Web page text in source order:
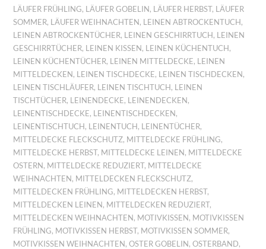
LÄUFER FRÜHLING, LÄUFER GOBELIN, LÄUFER HERBST, LÄUFER
SOMMER, LÄUFER WEIHNACHTEN, LEINEN ABTROCKENTUCH,
LEINEN ABTROCKENTÜCHER, LEINEN GESCHIRRTUCH, LEINEN
GESCHIRRTÜCHER, LEINEN KISSEN, LEINEN KÜCHENTUCH,
LEINEN KÜCHENTÜCHER, LEINEN MITTELDECKE, LEINEN
MITTELDECKEN, LEINEN TISCHDECKE, LEINEN TISCHDECKEN,
LEINEN TISCHLÄUFER, LEINEN TISCHTUCH, LEINEN
TISCHTÜCHER, LEINENDECKE, LEINENDECKEN,
LEINENTISCHDECKE, LEINENTISCHDECKEN,
LEINENTISCHTUCH, LEINENTUCH, LEINENTÜCHER,
MITTELDECKE FLECKSCHUTZ, MITTELDECKE FRÜHLING,
MITTELDECKE HERBST, MITTELDECKE LEINEN, MITTELDECKE
OSTERN, MITTELDECKE REDUZIERT, MITTELDECKE
WEIHNACHTEN, MITTELDECKEN FLECKSCHUTZ,
MITTELDECKEN FRÜHLING, MITTELDECKEN HERBST,
MITTELDECKEN LEINEN, MITTELDECKEN REDUZIERT,
MITTELDECKEN WEIHNACHTEN, MOTIVKISSEN, MOTIVKISSEN
FRÜHLING, MOTIVKISSEN HERBST, MOTIVKISSEN SOMMER,
MOTIVKISSEN WEIHNACHTEN,OSTER GOBELIN,OSTERBAND,